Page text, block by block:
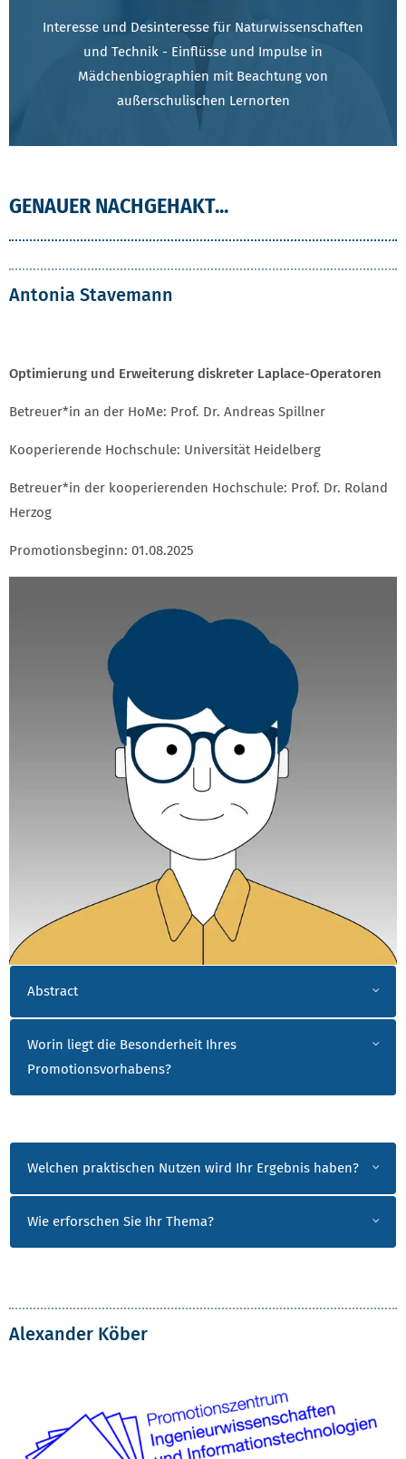
Interesse und Desinteresse für Naturwissenschaften
und Technik - Einflüsse und Impulse in
Mädchenbiographien mit Beachtung von
außerschulischen Lernorten
GENAUER NACHGEHAKT...
Antonia Stavemann
Optimierung und Erweiterung diskreter Laplace-Operatoren
Betreuer*in an der HoMe: Prof. Dr. Andreas Spillner
Kooperierende Hochschule: Universität Heidelberg
Betreuer*in der kooperierenden Hochschule: Prof. Dr. Roland
Herzog
Promotionsbeginn: 01.08.2025
Abstract
Worin liegt die Besonderheit Ihres
Promotionsvorhabens?
Welchen praktischen Nutzen wird Ihr Ergebnis haben?
Wie erforschen Sie Ihr Thema?
Alexander Köber